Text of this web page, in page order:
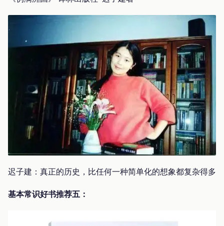
迟子建：真正的历史，比任何一种简单化的想象都复杂得多
基本常识好书推荐五：